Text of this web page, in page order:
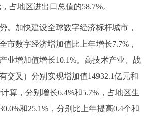
阳光政务
我要咨询 我要建议
占地区进出口总值的58.7%。
加快建设全球数字经济标杆城市，
市数字经济增加值比上年增长7.7%，
业增加值增长10.1%。高技术产业、战
交叉）分别实现增加值14932.1亿元和
算，分别增长6.4%和5.7%，占地区生
和25.1%，分别比上年提高0.4个和